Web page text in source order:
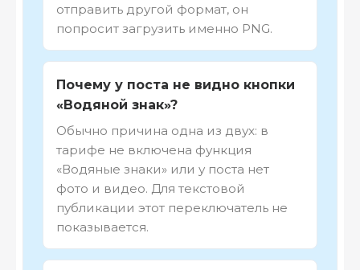
отправить другой формат, он
попросит загрузить именно PNG.
Почему у поста не видно кнопки
«Водяной знак»?
Обычно причина одна из двух: в
тарифе не включена функция
«Водяные знаки» или у поста нет
фото и видео. Для текстовой
публикации этот переключатель не
показывается.